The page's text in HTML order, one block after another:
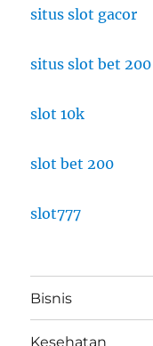
situs slot gacor
situs slot bet 200
slot 10k
slot bet 200
slot777
Bisnis
Kesehatan